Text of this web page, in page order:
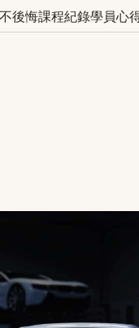
後悔課程紀錄學員心